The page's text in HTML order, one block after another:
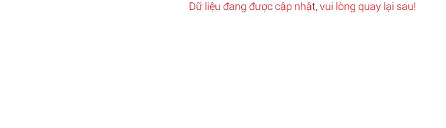
Dữ liệu đang được cập nhật, vui lòng quay lại sau!